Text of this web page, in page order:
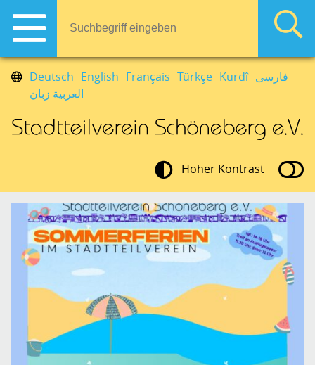
Deutsch English Français Türkçe Kurdî فارسی
العربية زبان
Hoher Kontrast